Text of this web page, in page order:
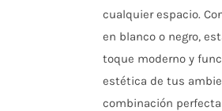
cualquier espacio.
en blanco o negro,
toque moderno y
estética de tus
combinación